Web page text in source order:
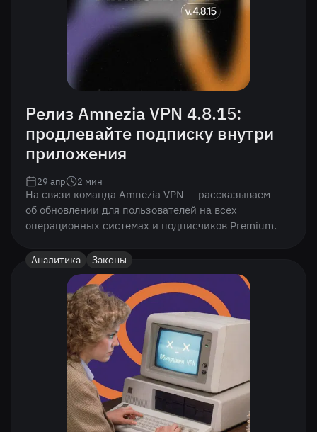
Релиз Amnezia VPN 4.8.15:
продлевайте подписку внутри
приложения
На связи команда Amnezia VPN — рассказываем
об обновлении для пользователей на всех
операционных системах и подписчиков Premium.
29 апр 2 мин
Аналитика Законы